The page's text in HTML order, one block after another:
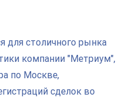
для столичного рынка
компании "Метриум",
по Москве,
сделок во